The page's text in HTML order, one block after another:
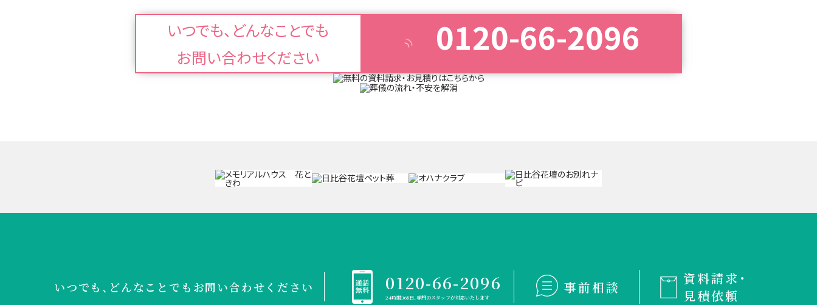
いつでも、どんなことでも
お問い合わせください
0120-66-2096
いつでも、どんなことでも お問い合わせください 0120-66-2096
24時間365日、専門のスタッフが対応いたします
事前相談
資料請求・
見積依頼